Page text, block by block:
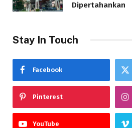
Dipertahankan
Stay In Touch
Facebook
Pinterest
YouTube